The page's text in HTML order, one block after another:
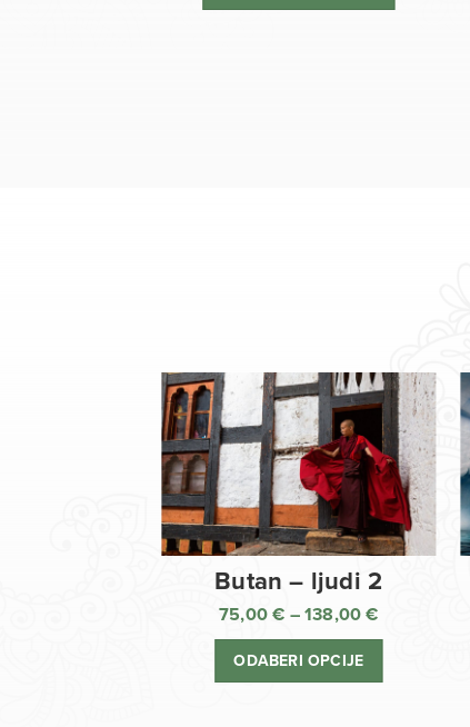
Butan – ljudi 2
75,00€ – 138,00€
ODABERI OPCIJE